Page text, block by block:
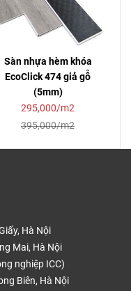
Sàn nhựa hèm khóa
EcoClick 474 giả gỗ
(5mm)
295,000/m2
395,000/m2
Hà Nội
Mai, Hà Nội
nghiệp ICC)
Biên, Hà Nội